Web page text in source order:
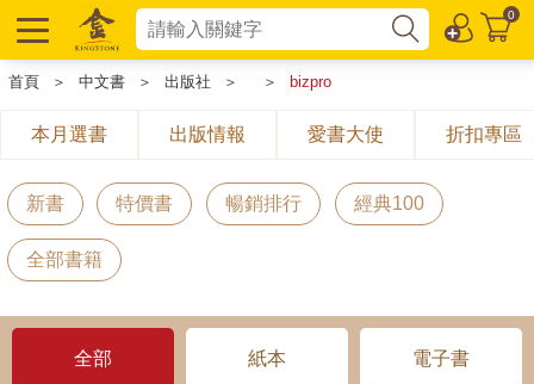
0
首頁 ＞ 中文書 ＞ 出版社 ＞ ＞ bizpro
本月選書 出版情報 愛書大使 折扣專區
新書 特價書 暢銷排行 經典100
全部書籍
全部 紙本 電子書